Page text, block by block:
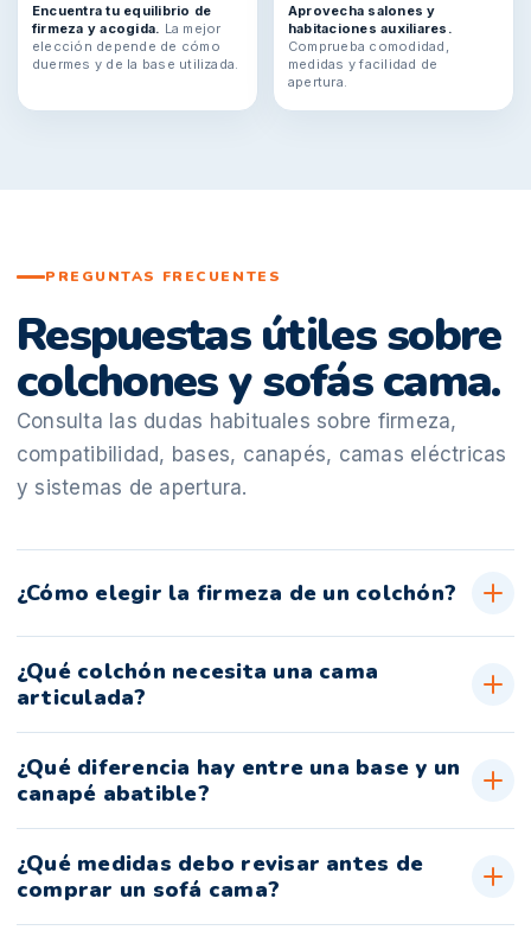
Encuentra tu equilibrio de
firmeza y acogida. La mejor
elección depende de cómo
duermes y de la base utilizada.
Aprovecha salones y
habitaciones auxiliares.
Comprueba comodidad,
medidas y facilidad de
apertura.
PREGUNTAS FRECUENTES
Respuestas útiles sobre
colchones y sofás cama.
Consulta las dudas habituales sobre firmeza,
compatibilidad, bases, canapés, camas eléctricas
y sistemas de apertura.
¿Cómo elegir la firmeza de un colchón?
¿Qué colchón necesita una cama
articulada?
¿Qué diferencia hay entre una base y un
canapé abatible?
¿Qué medidas debo revisar antes de
comprar un sofá cama?